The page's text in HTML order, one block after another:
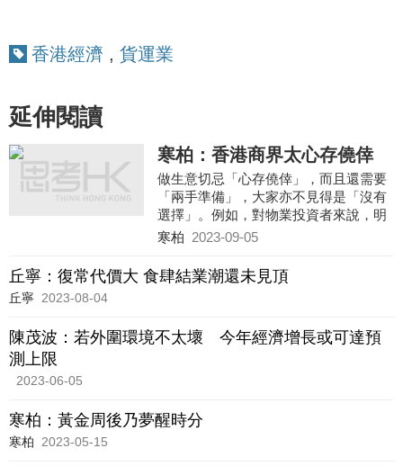
香港經濟 , 貨運業
延伸閱讀
寒柏：香港商界太心存僥倖
做生意切忌「心存僥倖」，而且還需要
「兩手準備」，大家亦不見得是「沒有
選擇」。例如，對物業投資者來說，明
明已入不敷支，為何仍要「死撐」下
不盡快賣資產？
寒柏 2023-09-05
丘寧：復常代價大 食肆結業潮還未見頂
丘寧 2023-08-04
陳茂波：若外圍環境不太壞 今年經濟增長或可達預
測上限
2023-06-05
寒柏：黃金周後乃夢醒時分
寒柏 2023-05-15